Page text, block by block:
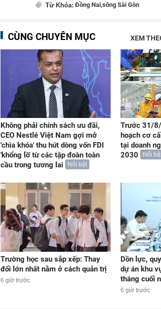
Từ Khóa: Đồng Nai,sông Sài Gòn
CÙNG CHUYÊN MỤC XEM
Không phải chính sách ưu đãi,
CEO Nestlé Việt Nam gợi mở
'chìa khóa' thu hút dòng vốn FDI
'khổng lồ' từ các tập đoàn toàn
cầu trong tương lai
Nổi bật
Trước 31/
hoạch cơ
tại doanh
2030
Nổi
Trường học sau sắp xếp: Thay
đổi lớn nhất nằm ở cách quản trị
6 giờ trước
Dồn lực,
dự án khu
tháng cuối
6 giờ trước